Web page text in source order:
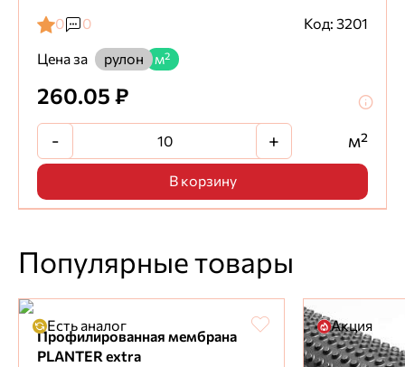
0
0
Код: 3201
Цена за
рулон м²
260.05 ₽
- + м²
В корзину
Популярные товары
Есть аналог
Профилированная мембрана
PLANTER extra
Акция